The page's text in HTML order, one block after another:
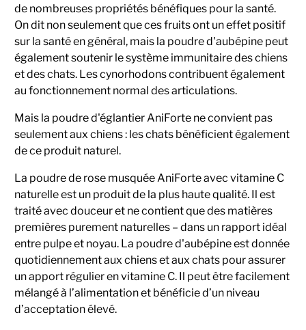
de nombreuses propriétés bénéfiques pour la santé.
On dit non seulement que ces fruits ont un effet positif
sur la santé en général, mais la poudre d'aubépine peut
également soutenir le système immunitaire des chiens
et des chats. Les cynorhodons contribuent également
au fonctionnement normal des articulations.
Mais la poudre d'églantier AniForte ne convient pas
seulement aux chiens : les chats bénéficient également
de ce produit naturel.
La poudre de rose musquée AniForte avec vitamine C
naturelle est un produit de la plus haute qualité. Il est
traité avec douceur et ne contient que des matières
premières purement naturelles – dans un rapport idéal
entre pulpe et noyau. La poudre d'aubépine est donnée
quotidiennement aux chiens et aux chats pour assurer
un apport régulier en vitamine C. Il peut être facilement
mélangé à l’alimentation et bénéficie d’un niveau
d’acceptation élevé.